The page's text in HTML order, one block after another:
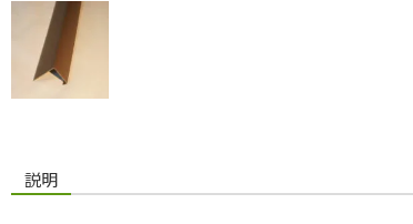
説明